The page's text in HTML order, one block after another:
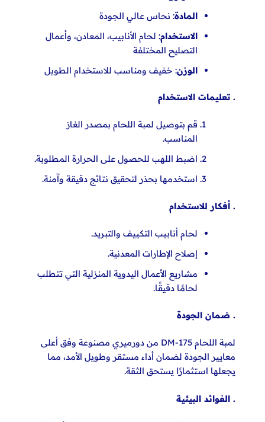
المادة: نحاس عالي الجودة
الاستخدام: لحام الأنابيب، المعادن، وأعمال
التصليح المختلفة
الوزن: خفيف ومناسب للاستخدام الطويل
. تعليمات الاستخدام
قم بتوصيل لمبة اللحام بمصدر الغاز
المناسب.
اضبط اللهب للحصول على الحرارة المطلوبة.
استخدمها بحذر لتحقيق نتائج دقيقة وآمنة.
. أفكار للاستخدام
لحام أنابيب التكييف والتبريد.
إصلاح الإطارات المعدنية.
مشاريع الأعمال اليدوية المنزلية التي تتطلب
لحامًا دقيقًا.
. ضمان الجودة
لمبة اللحام DM-175 من دورميري مصنوعة وفق أعلى
معايير الجودة لضمان أداء مستقر وطويل الأمد، مما
يجعلها استثمارًا يستحق الثقة.
. الفوائد البيئية